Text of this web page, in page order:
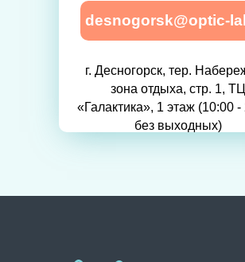
desnogorsk@optic-
г. Десногорск, тер.
зона отдыха, стр. 1, ТЦ
«Галактика», 1 этаж (10:00 -
без выходных)